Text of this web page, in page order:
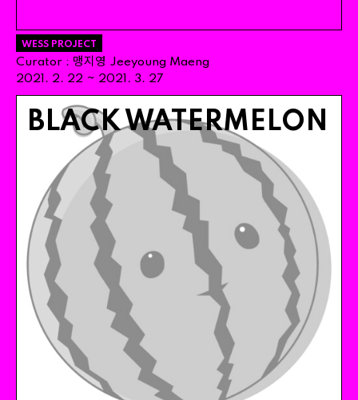
WESS PROJECT
Curator : 맹지영 Jeeyoung Maeng
2021 . 2. 22 ~ 2021 . 3. 27
BLACK WATERMELON